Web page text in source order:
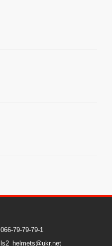
066-79-79-79-1
ls2_helmets@ukr.net